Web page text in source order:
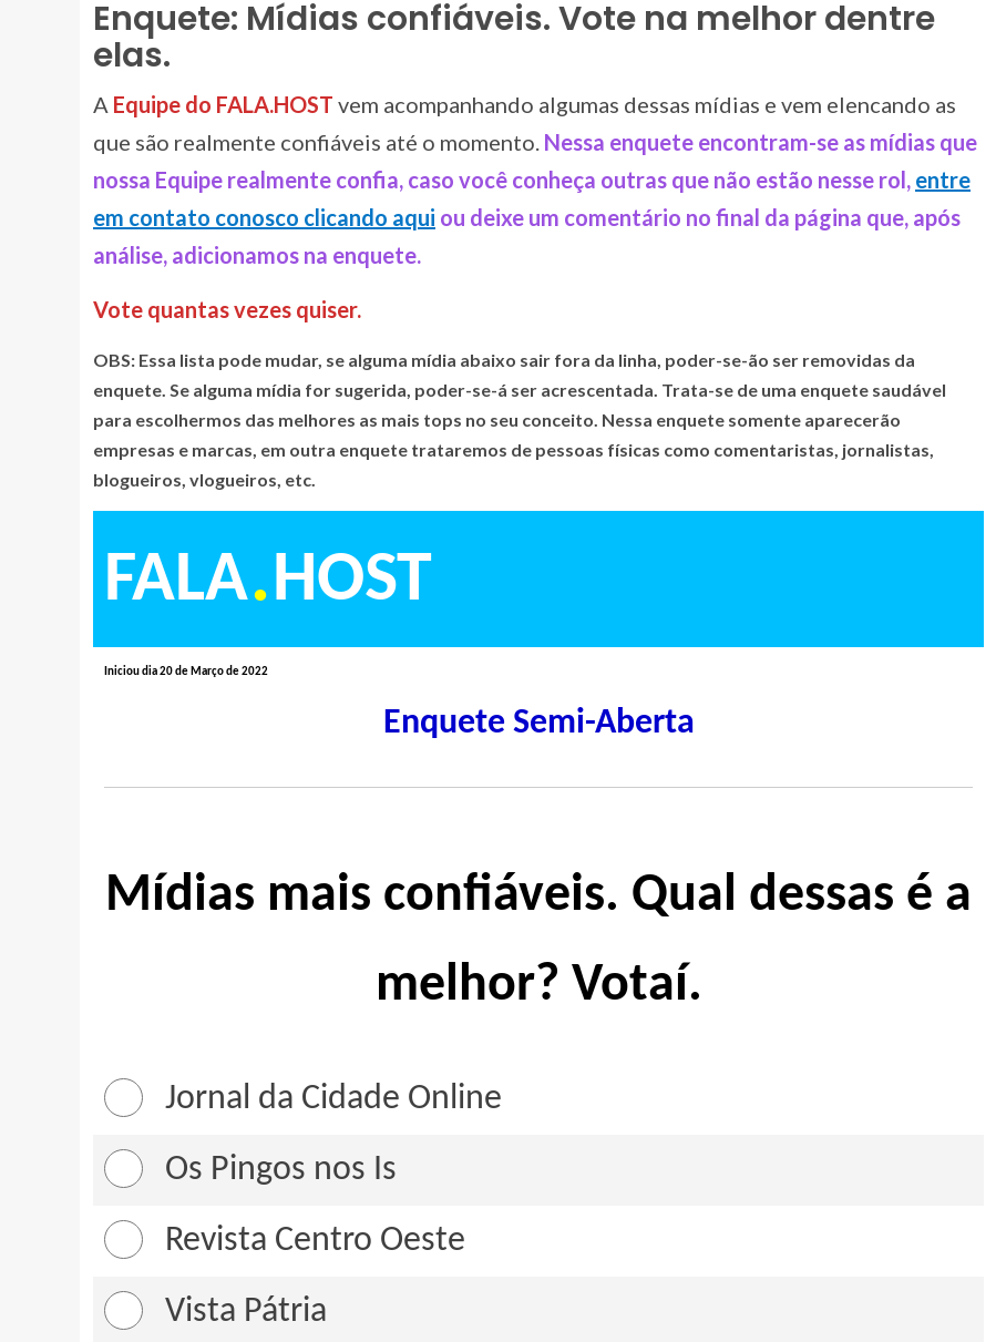
Enquete: Mídias confiáveis. Vote na melhor dentre
elas.
A Equipe do FALA.HOST vem acompanhando algumas dessas mídias e vem elencando as
que são realmente confiáveis até o momento. Nessa enquete encontram-se as mídias que
nossa Equipe realmente confia, caso você conheça outras que não estão nesse rol, entre
em contato conosco clicando aqui ou deixe um comentário no final da página que, após
análise, adicionamos na enquete.
Vote quantas vezes quiser.
OBS: Essa lista pode mudar, se alguma mídia abaixo sair fora da linha, poder-se-ão ser removidas da
enquete. Se alguma mídia for sugerida, poder-se-á ser acrescentada. Trata-se de uma enquete saudável
para escolhermos das melhores as mais tops no seu conceito. Nessa enquete somente aparecerão
empresas e marcas, em outra enquete trataremos de pessoas físicas como comentaristas, jornalistas,
blogueiros, vlogueiros, etc.
FALA.HOST
Iniciou dia 20 de Março de 2022
Enquete Semi-Aberta
Mídias mais confiáveis. Qual dessas é a
melhor? Votaí.
Jornal da Cidade Online
Os Pingos nos Is
Revista Centro Oeste
Vista Pátria